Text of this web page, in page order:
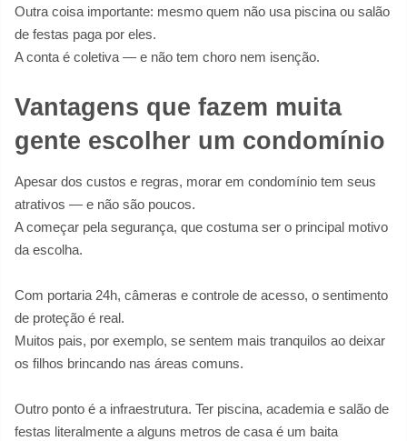
Outra coisa importante: mesmo quem não usa piscina ou salão
de festas paga por eles.
A conta é coletiva — e não tem choro nem isenção.
Vantagens que fazem muita
gente escolher um condomínio
Apesar dos custos e regras, morar em condomínio tem seus
atrativos — e não são poucos.
A começar pela segurança, que costuma ser o principal motivo
da escolha.
Com portaria 24h, câmeras e controle de acesso, o sentimento
de proteção é real.
Muitos pais, por exemplo, se sentem mais tranquilos ao deixar
os filhos brincando nas áreas comuns.
Outro ponto é a infraestrutura. Ter piscina, academia e salão de
festas literalmente a alguns metros de casa é um baita